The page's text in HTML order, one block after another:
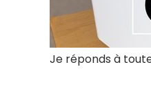
Je réponds à